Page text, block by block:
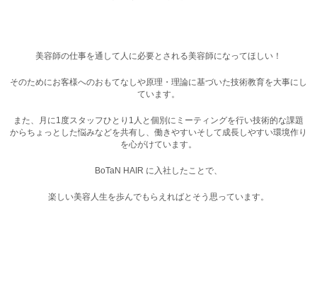
美容師の仕事を通して人に必要とされる美容師になってほしい！
そのためにお客様へのおもてなしや原理・理論に基づいた技術教育を大事にし
ています。
また、月に1度スタッフひとり1人と個別にミーティングを行い技術的な課題
からちょっとした悩みなどを共有し、働きやすいそして成長しやすい環境作り
を心がけています。
BoTaN HAIR に入社したことで、
楽しい美容人生を歩んでもらえればとそう思っています。